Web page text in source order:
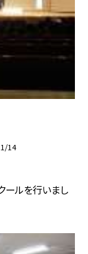
14
ールを行いまし